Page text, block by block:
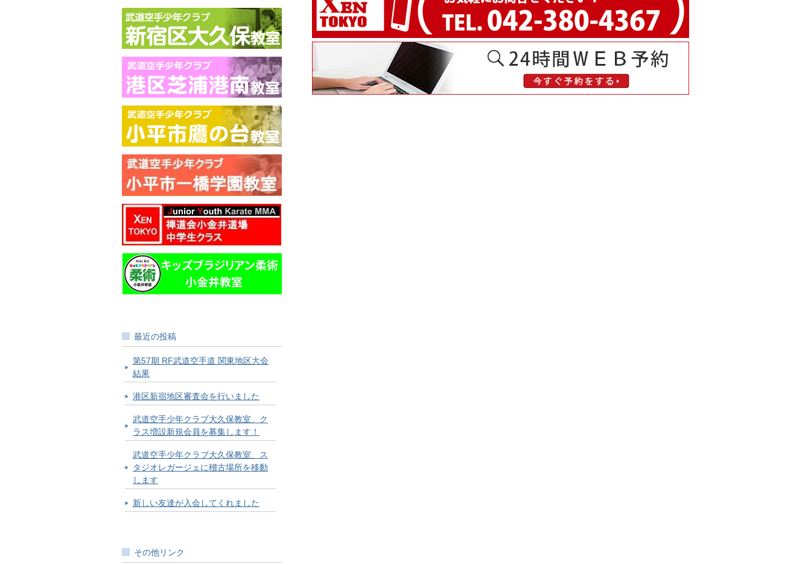
最近の投稿
第57期 RF武道空手道 関東地区大会
結果
港区新宿地区審査会を行いました
武道空手少年クラブ大久保教室、ク
ラス増設新規会員を募集します！
武道空手少年クラブ大久保教室、ス
タジオレガージェに稽古場所を移動
します
新しい友達が入会してくれました
その他リンク